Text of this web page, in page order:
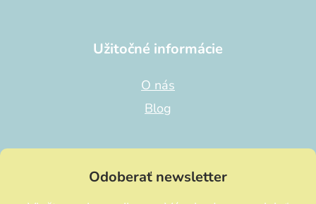
Užitočné informácie
O nás
Blog
Odoberať newsletter